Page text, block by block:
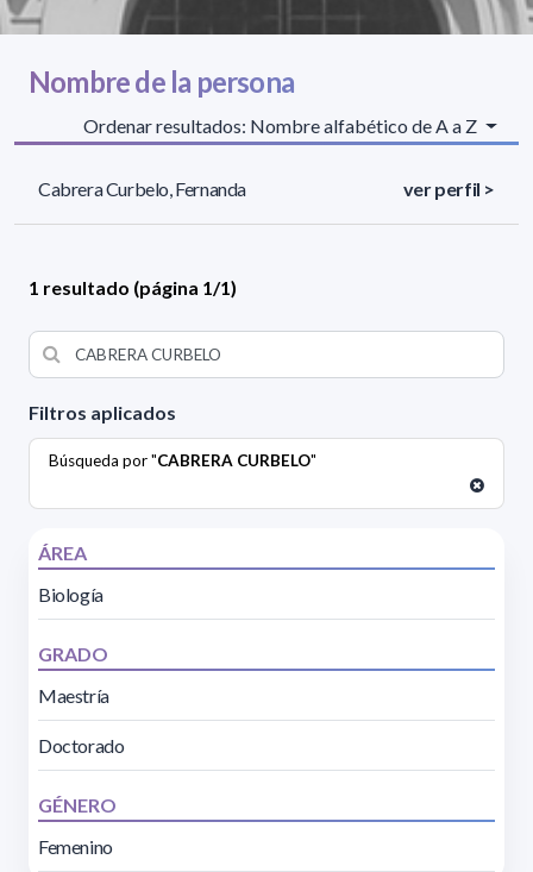
Filtros aplicados
Búsqueda por "CABRERA CURBELO"
ÁREA
Biología
GRADO
Maestría
Doctorado
GÉNERO
Femenino
Nombre de la persona
Ordenar resultados: Nombre alfabético de A a Z
Cabrera Curbelo, Fernanda ver perfil >
1 resultado (página 1/1)